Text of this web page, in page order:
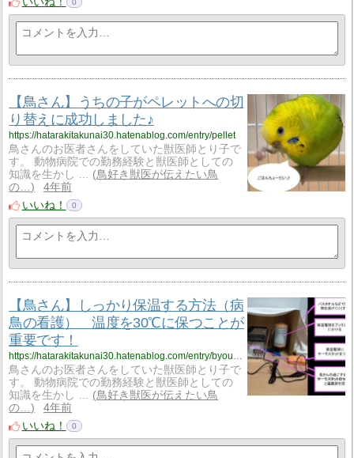
0
【鳥さん】うちの子がペレットへの切
り替えに成功しました♪
https://hatarakitakunai30.hatenablog.com/entry/pellet
鳥さんのお医者さんをしていた獣医師とり子で
す。 動物病院での勤務経験と獣医師としての
知識を生かし …
鳥好き獣医が伝えたい鳥
の…
4年前
いいね！
0
【鳥さん】しっかり保温する方法（病
鳥の看護） 温度を30℃に保つことが
重要です！
鳥さんのお医者さんをしていた獣医師とり子で
す。 動物病院での勤務経験と獣医師としての
知識を生かし …
鳥好き獣医が伝えたい鳥
の…
4年前
いいね！
0